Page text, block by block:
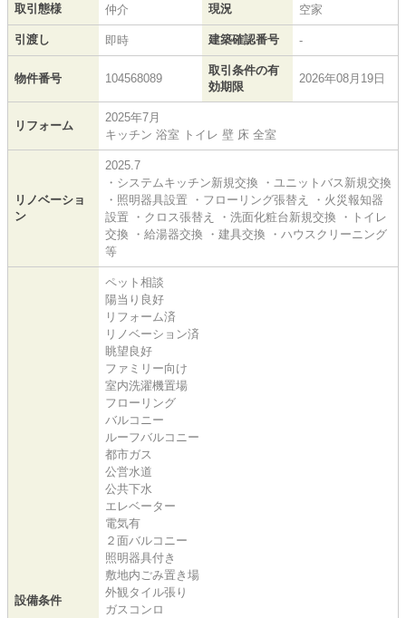
取引態様 仲介 現況 空家
引渡し 即時 建築確認番号 -
物件番号 104568089
取引条件の有
効期限
2026年08月19日
リフォーム
2025年7月
キッチン 浴室 トイレ 壁 床 全室
リノベーショ
ン
2025.7
・システムキッチン新規交換 ・ユニットバス新規交換
・照明器具設置 ・フローリング張替え ・火災報知器
設置 ・クロス張替え ・洗面化粧台新規交換 ・トイレ
交換 ・給湯器交換 ・建具交換 ・ハウスクリーニング
等
設備条件
ペット相談
陽当り良好
リフォーム済
リノベーション済
眺望良好
ファミリー向け
室内洗濯機置場
フローリング
バルコニー
ルーフバルコニー
都市ガス
公営水道
公共下水
エレベーター
電気有
２面バルコニー
照明器具付き
敷地内ごみ置き場
外観タイル張り
ガスコンロ